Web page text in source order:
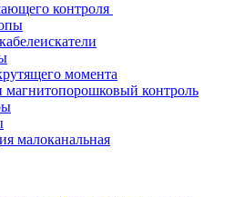
контроля
момента
контроль
малоканальная